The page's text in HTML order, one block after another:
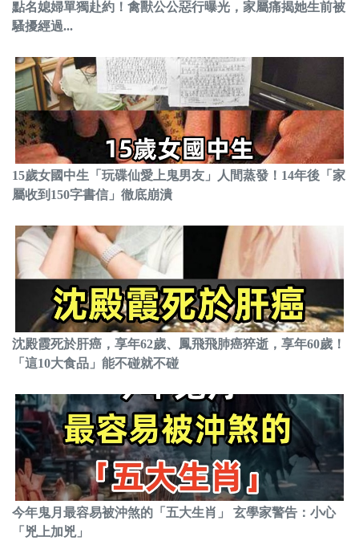
點名媳婦單獨赴約！禽獸公公惡行曝光，家屬痛揭她生前被
騷擾經過...
15歲女國中生「玩碟仙愛上鬼男友」人間蒸發！14年後「家
屬收到150字書信」徹底崩潰
沈殿霞死於肝癌，享年62歲、鳳飛飛肺癌猝逝，享年60歲！
「這10大食品」能不碰就不碰
今年鬼月最容易被沖煞的「五大生肖」 玄學家警告：小心
「兇上加兇」